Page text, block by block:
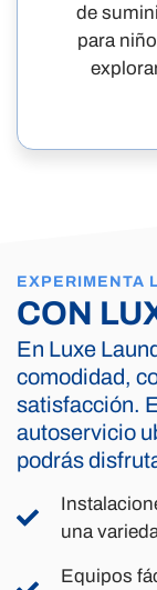
de
para
EXPERIMENTA
CON
En Luxe
comodidad,
satisfacción.
autoservicio
podrás
una
Equipos